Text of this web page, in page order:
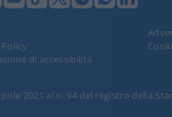
RED PILL. Stasera alle
Ospite Leonardo